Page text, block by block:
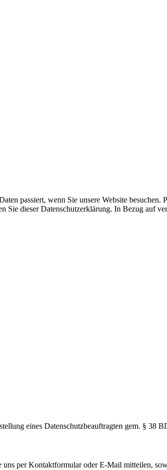
passiert, wenn Sie unsere Website besuchen.
dieser Datenschutzerklärung. In Bezug auf
eines Datenschutzbeauftragten gem. § 38
per Kontaktformular oder E-Mail mitteilen,